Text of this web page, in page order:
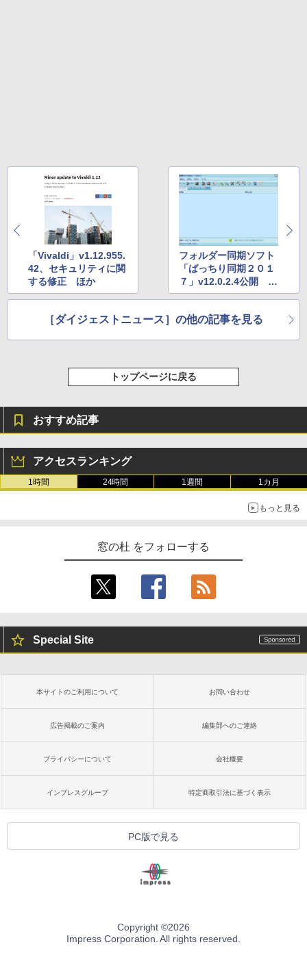
「Vivaldi」v1.12.955.
42、セキュリティに関
する修正 ほか
フォルダー同期ソフト
「ばっちり同期２０１
７」v12.0.2.4公開 ほ
か
［ダイジェストニュース］の他の記事を見る
トップページに戻る
おすすめ記事
アクセスランキング
1時間 24時間 1週間 1カ月
もっと見る
窓の杜 をフォローする
Special Site
本サイトのご利用について お問い合わせ
広告掲載のご案内 編集部へのご連絡
プライバシーについて 会社概要
インプレスグループ 特定商取引法に基づく表示
PC版で見る
Copyright ©2026
Impress Corporation. All rights reserved.